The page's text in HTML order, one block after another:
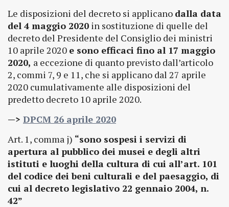
Le disposizioni del decreto si applicano dalla data
del 4 maggio 2020 in sostituzione di quelle del
decreto del Presidente del Consiglio dei ministri
10 aprile 2020 e sono efficaci fino al 17 maggio
2020, a eccezione di quanto previsto dall’articolo
2, commi 7, 9 e 11, che si applicano dal 27 aprile
2020 cumulativamente alle disposizioni del
predetto decreto 10 aprile 2020.
—> DPCM 26 aprile 2020
Art. 1, comma j) “sono sospesi i servizi di
apertura al pubblico dei musei e degli altri
istituti e luoghi della cultura di cui all’art. 101
del codice dei beni culturali e del paesaggio, di
cui al decreto legislativo 22 gennaio 2004, n.
42”